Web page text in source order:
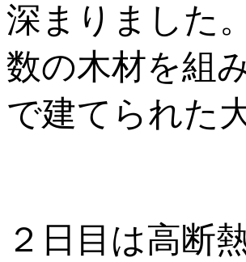
深まりました
数の木材を組
で建てられた
２日目は高断